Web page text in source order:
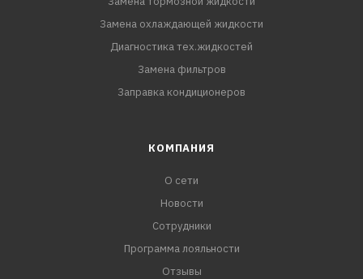
Замена охлаждающей жидкости
Диагностика тех.жидкостей
Замена фильтров
Заправка кондиционеров
КОМПАНИЯ
О сети
Новости
Сотрудники
Программа лояльности
Отзывы